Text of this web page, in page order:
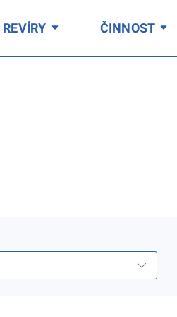
REVÍRY ČINNOST